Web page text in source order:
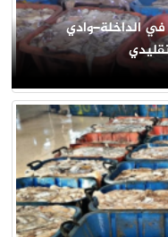
الداخلة–وادي